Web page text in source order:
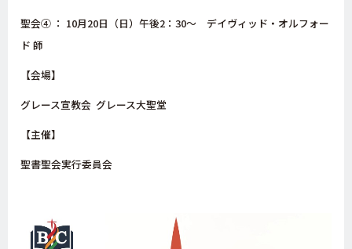
聖会④ ： 10月20日（日）午後2：30〜 デイヴィッド・オルフォー
ド 師
【会場】
グレース宣教会 グレース大聖堂
【主催】
聖書聖会実行委員会